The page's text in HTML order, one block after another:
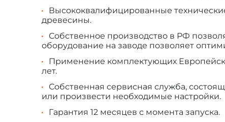
Высококвалифицированные
древесины.
Собственное производство в РФ
оборудование на заводе позволяет
Применение комплектующих
лет.
Собственная сервисная служба,
или произвести необходимые настройки.
Гарантия 12 месяцев с момента запуска.